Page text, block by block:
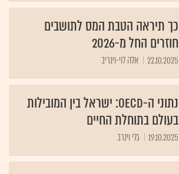
כך תיראה הטבת המס לתושבים
חוזרים החל מ-2026
22.10.2025 אלה לוי-וינריב
נתוני ה-OECD: ישראל בין המובילות
בעולם בתוחלת החיים
19.10.2025 גלי וינרב